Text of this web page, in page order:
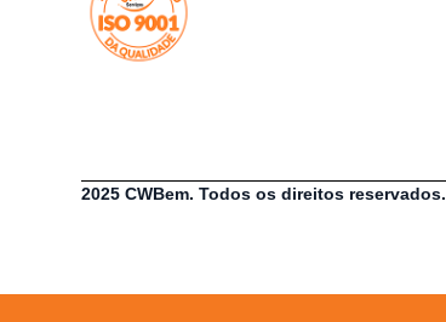
2025 CWBem. Todos os direitos reservados.